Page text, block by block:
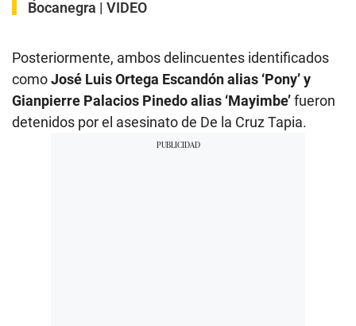
Bocanegra | VIDEO
Posteriormente, ambos delincuentes identificados
comoJosé Luis Ortega Escandón alias ‘Pony’ y
Gianpierre Palacios Pinedo alias ‘Mayimbe’fueron
detenidos por el asesinato de De la Cruz Tapia.